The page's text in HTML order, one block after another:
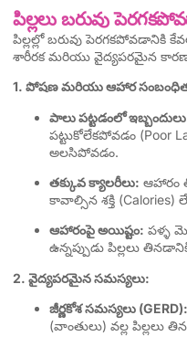
పిల్లలు బరువు
పిల్లల్లో బరువు పెరగకపోవడానికి
శారీరక మరియు వైద్యపరమైన
1. పోషణ మరియు ఆహార సంబంధిత
పాలు పట్టడంలో
పట్టుకోలేకపోవడం (Poor
అలసిపోవడం.
తక్కువ క్యాలరీలు: ఆహారం
కావాల్సిన శక్తి (Calories)
ఆహారంపై అయిష్టం: పళ్ళ
ఉన్నప్పుడు పిల్లలు
2. వైద్యపరమైన సమస్యలు:
జీర్ణకోశ సమస్యలు (GERD):
(వాంతులు) వల్ల పిల్లలు